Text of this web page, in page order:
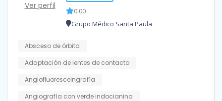
Ver perfil
0.00
Grupo Médico Santa Paula
Absceso de órbita
Adaptación de lentes de contacto
Angiofluoresceingrafía
Angiografía con verde indocianina